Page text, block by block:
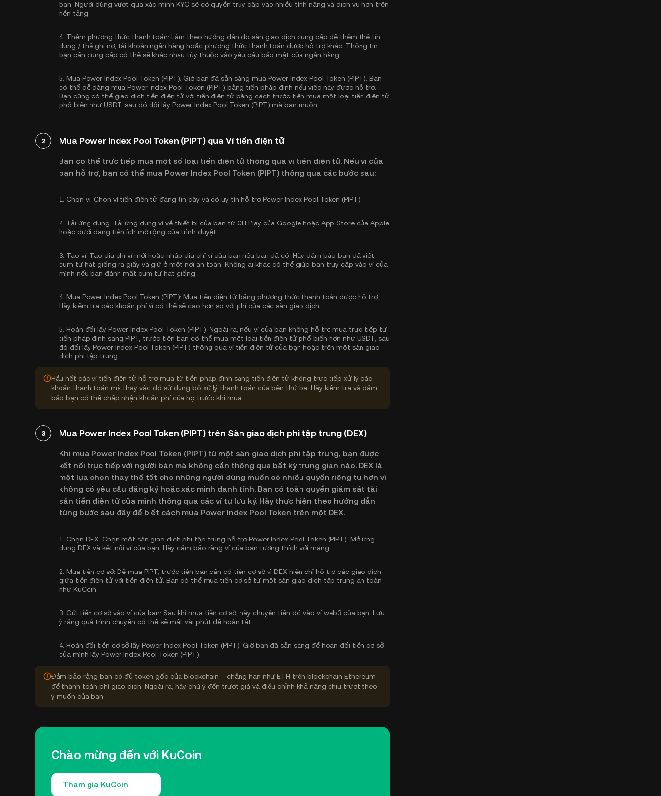
bạn. Người dùng vượt qua xác minh KYC sẽ có quyền truy cập vào nhiều tính năng và dịch vụ hơn trên
nền tảng.
4. Thêm phương thức thanh toán: Làm theo hướng dẫn do sàn giao dịch cung cấp để thêm thẻ tín
dụng / thẻ ghi nợ, tài khoản ngân hàng hoặc phương thức thanh toán được hỗ trợ khác. Thông tin
bạn cần cung cấp có thể sẽ khác nhau tùy thuộc vào yêu cầu bảo mật của ngân hàng.
5. Mua Power Index Pool Token (PIPT): Giờ bạn đã sẵn sàng mua Power Index Pool Token (PIPT). Bạn
có thể dễ dàng mua Power Index Pool Token (PIPT) bằng tiền pháp định nếu việc này được hỗ trợ.
Bạn cũng có thể giao dịch tiền điện tử với tiền điện tử bằng cách trước tiên mua một loại tiền điện tử
phổ biến như USDT , sau đó đổi lấy Power Index Pool Token (PIPT) mà bạn muốn.
2 Mua Power Index Pool Token (PIPT) qua Ví tiền điện tử
Bạn có thể trực tiếp mua một số loại tiền điện tử thông qua ví tiền điện tử. Nếu ví của
bạn hỗ trợ, bạn có thể mua Power Index Pool Token (PIPT) thông qua các bước sau:
1. Chọn ví: Chọn ví tiền điện tử đáng tin cậy và có uy tín hỗ trợ Power Index Pool Token (PIPT).
2. Tải ứng dụng: Tải ứng dụng ví về thiết bị của bạn từ CH Play của Google hoặc App Store của Apple
hoặc dưới dạng tiện ích mở rộng của trình duyệt.
3. Tạo ví: Tạo địa chỉ ví mới hoặc nhập địa chỉ ví của bạn nếu bạn đã có. Hãy đảm bảo bạn đã viết
cụm từ hạt giống ra giấy và giữ ở một nơi an toàn. Không ai khác có thể giúp bạn truy cập vào ví của
mình nếu bạn đánh mất cụm từ hạt giống.
4. Mua Power Index Pool Token (PIPT): Mua tiền điện tử bằng phương thức thanh toán được hỗ trợ.
Hãy kiểm tra các khoản phí vì có thể sẽ cao hơn so với phí của các sàn giao dịch.
5. Hoán đổi lấy Power Index Pool Token (PIPT): Ngoài ra, nếu ví của bạn không hỗ trợ mua trực tiếp từ
tiền pháp định sang PIPT, trước tiên bạn có thể mua một loại tiền điện tử phổ biến hơn như USDT, sau
đó đổi lấy Power Index Pool Token (PIPT) thông qua ví tiền điện tử của bạn hoặc trên một sàn giao
dịch phi tập trung.
Hầu hết các ví tiền điện tử hỗ trợ mua từ tiền pháp định sang tiền điện tử không trực tiếp xử lý các
khoản thanh toán mà thay vào đó sử dụng bộ xử lý thanh toán của bên thứ ba. Hãy kiểm tra và đảm
bảo bạn có thể chấp nhận khoản phí của họ trước khi mua.
3 Mua Power Index Pool Token (PIPT) trên Sàn giao dịch phi tập trung (DEX)
Khi mua Power Index Pool Token (PIPT) từ một sàn giao dịch phi tập trung, bạn được
kết nối trực tiếp với người bán mà không cần thông qua bất kỳ trung gian nào. DEX là
một lựa chọn thay thế tốt cho những người dùng muốn có nhiều quyền riêng tư hơn vì
không có yêu cầu đăng ký hoặc xác minh danh tính. Bạn có toàn quyền giám sát tài
sản tiền điện tử của mình thông qua các ví tự lưu ký. Hãy thực hiện theo hướng dẫn
từng bước sau đây để biết cách mua Power Index Pool Token trên một DEX.
1. Chọn DEX: Chọn một sàn giao dịch phi tập trung hỗ trợ Power Index Pool Token (PIPT). Mở ứng
dụng DEX và kết nối ví của bạn. Hãy đảm bảo rằng ví của bạn tương thích với mạng.
2. Mua tiền cơ sở: Để mua PIPT, trước tiên bạn cần có tiền cơ sở vì DEX hiện chỉ hỗ trợ các giao dịch
giữa tiền điện tử với tiền điện tử. Bạn có thể mua tiền cơ sở từ một sàn giao dịch tập trung an toàn
như KuCoin.
3. Gửi tiền cơ sở vào ví của bạn: Sau khi mua tiền cơ sở, hãy chuyển tiền đó vào ví web3 của bạn. Lưu
ý rằng quá trình chuyển có thể sẽ mất vài phút để hoàn tất.
4. Hoán đổi tiền cơ sở lấy Power Index Pool Token (PIPT): Giờ bạn đã sẵn sàng để hoán đổi tiền cơ sở
của mình lấy Power Index Pool Token (PIPT).
Đảm bảo rằng bạn có đủ token gốc của blockchain – chẳng hạn như ETH trên blockchain Ethereum –
để thanh toán phí giao dịch. Ngoài ra, hãy chú ý đến trượt giá và điều chỉnh khả năng chịu trượt theo
ý muốn của bạn.
Chào mừng đến với KuCoin
Tham gia KuCoin